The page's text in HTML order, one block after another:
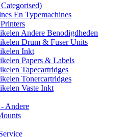
En Typemachines
Andere Benodigdheden
Drum & Fuser Units
Inkt
Papers & Labels
Tapecartridges
Tonercartridges
Vaste Inkt
Andere